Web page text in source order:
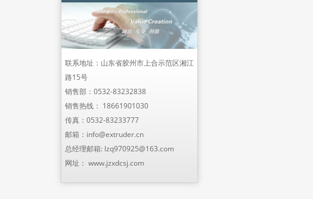
联系地址：山东省胶州市上合示范区湘江
路15号
销售部： 0532-83232838
销售热线： 18661901030
传真：0532-83233777
邮箱： info@extruder.cn
总经理邮箱: lzq970925@163.com
网址： www.jzxdcsj.com